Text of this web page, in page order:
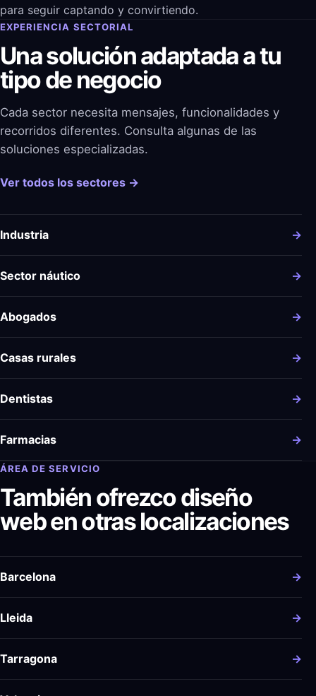
para seguir captando y convirtiendo.
EXPERIENCIA SECTORIAL
Una solución adaptada a tu
tipo de negocio
Cada sector necesita mensajes, funcionalidades y
recorridos diferentes. Consulta algunas de las
soluciones especializadas.
Ver todos los sectores →
Industria →
Sector náutico →
Abogados →
Casas rurales →
Dentistas →
Farmacias →
ÁREA DE SERVICIO
También ofrezco diseño
web en otras localizaciones
Barcelona →
Lleida →
Tarragona →